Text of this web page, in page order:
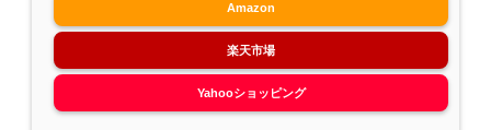
Amazon
楽天市場
Yahooショッピング